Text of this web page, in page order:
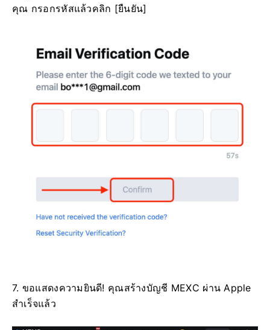
คุณ กรอกรหัสแล้วคลิก [ยืนยัน]
7. ขอแสดงความยินดี! คุณสร้างบัญชี MEXC ผ่าน Apple
สำเร็จแล้ว